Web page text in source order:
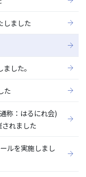
しました
した。
た
称：はるにれ会)
れました
ルを実施しまし